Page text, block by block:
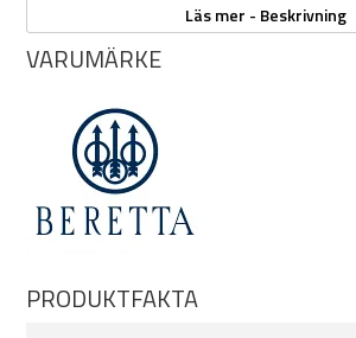
Jaktmodellen är 128mm lång och har
skruvhålen.
Passar ej kolvar som inte har rak linje
Läs mer - Beskrivning
VARUMÄRKE
PRODUKTFAKTA